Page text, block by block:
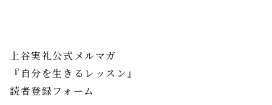
上谷実礼公式メルマガ
『自分を生きるレッスン』
読者登録フォーム